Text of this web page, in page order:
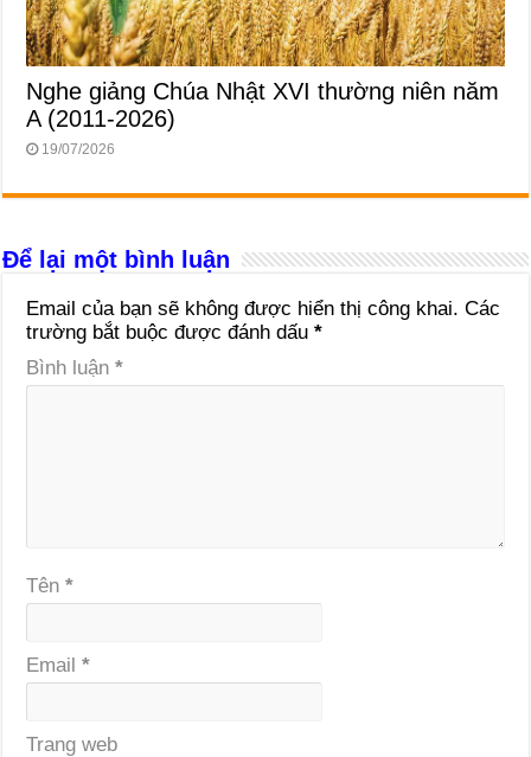
Nghe giảng Chúa Nhật XVI thường niên năm
A (2011-2026)
19/07/2026
Để lại một bình luận
Email của bạn sẽ không được hiển thị công khai. Các
trường bắt buộc được đánh dấu*
Bình luận*
Tên*
Email*
Trang web